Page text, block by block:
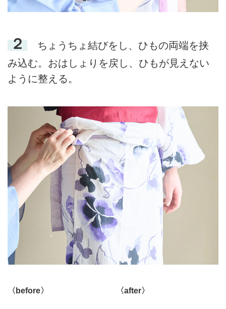
２
ちょうちょ結びをし、ひもの両端を挟
み込む。おはしょりを戻し、ひもが見えない
ように整える。
〈before〉 〈after〉